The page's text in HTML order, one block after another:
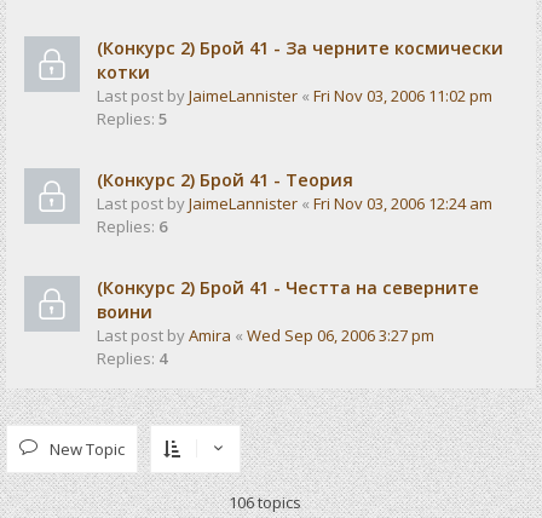
(Конкурс 2) Брой 41 - За черните космически
котки
Last post byJaimeLannister « Fri Nov 03, 2006 11:02 pm
Replies: 5
(Конкурс 2) Брой 41 - Теория
Last post byJaimeLannister « Fri Nov 03, 2006 12:24 am
Replies: 6
(Конкурс 2) Брой 41 - Честта на северните
воини
Last post byAmira « Wed Sep 06, 2006 3:27 pm
Replies: 4
New Topic
106 topics